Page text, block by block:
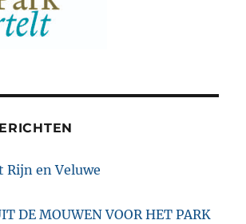
Rijn en Veluwe
DE MOUWEN VOOR HET PARK